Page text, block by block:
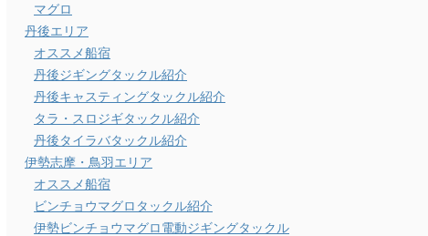
マグロ
丹後エリア
オススメ船宿
丹後ジギングタックル紹介
丹後キャスティングタックル紹介
タラ・スロジギタックル紹介
丹後タイラバタックル紹介
伊勢志摩・鳥羽エリア
オススメ船宿
ビンチョウマグロタックル紹介
伊勢ビンチョウマグロ電動ジギングタックル